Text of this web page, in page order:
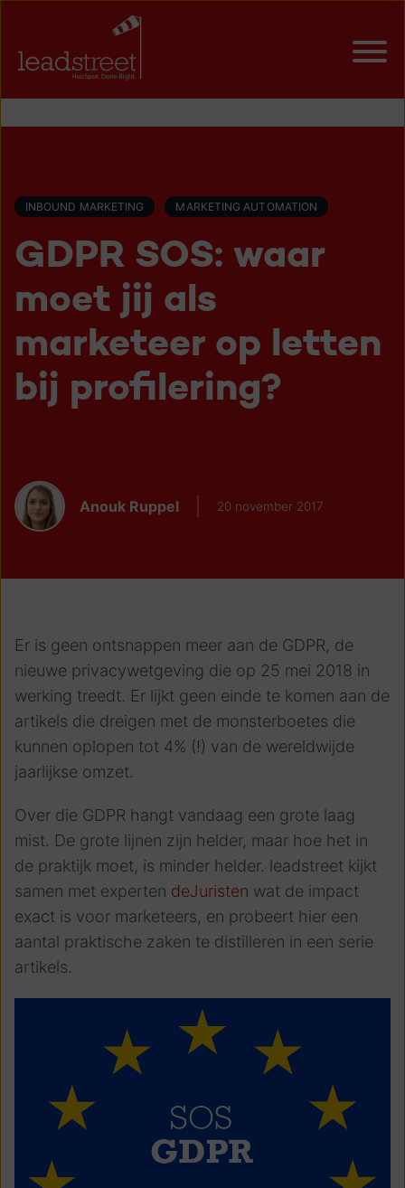
INBOUND MARKETING MARKETING AUTOMATION
GDPR SOS: waar
moet jij als
marketeer op letten
bij profilering?
Anouk Ruppel 20 november 2017
Er is geen ontsnappen meer aan de GDPR, de
nieuwe privacywetgeving die op 25 mei 2018 in
werking treedt. Er lijkt geen einde te komen aan de
artikels die dreigen met de monsterboetes die
kunnen oplopen tot 4% (!) van de wereldwijde
jaarlijkse omzet.
Over die GDPR hangt vandaag een grote laag
mist. De grote lijnen zijn helder, maar hoe het in
de praktijk moet, is minder helder. leadstreet kijkt
samen met experten deJuristen wat de impact
exact is voor marketeers, en probeert hier een
aantal praktische zaken te distilleren in een serie
artikels.